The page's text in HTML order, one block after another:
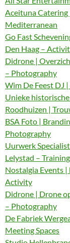
Aceituna Catering
Mediterranean
Go Fast
Den Haag –
Didrone |
– Photography
Wim De Feest DJ
Unieke
Roodhuizen |
BSA Foto |
Photography
Uurwerk
Lelystad – Training
Nostalgia Events
Activity
Didrone | Drone
– Photography
De Fabriek
Meeting Spaces